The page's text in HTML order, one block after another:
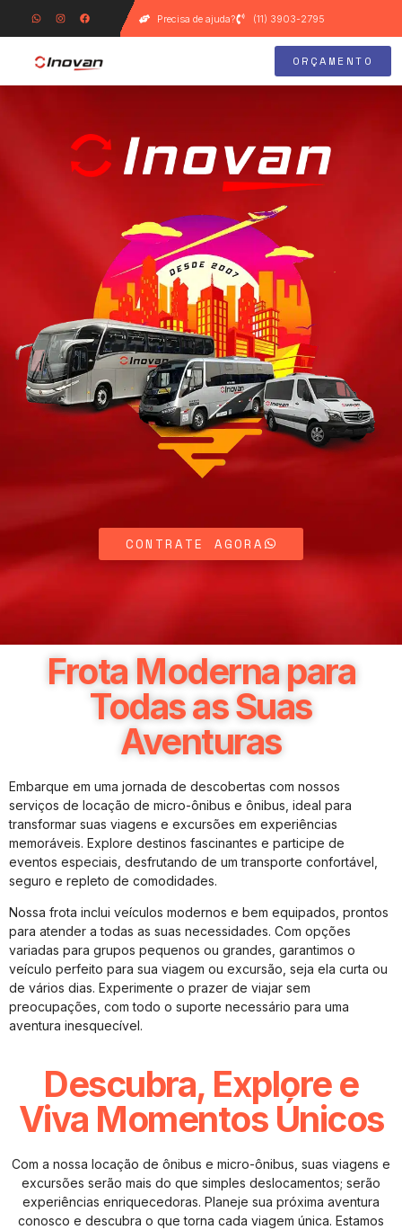
Precisa de ajuda? (11) 3903-2795
ORÇAMENTO
CONTRATE AGORA
Frota Moderna para
Todas as Suas
Aventuras
Embarque em uma jornada de descobertas com nossos
serviços de locação de micro-ônibus e ônibus, ideal para
transformar suas viagens e excursões em experiências
memoráveis. Explore destinos fascinantes e participe de
eventos especiais, desfrutando de um transporte confortável,
seguro e repleto de comodidades.
Nossa frota inclui veículos modernos e bem equipados, prontos
para atender a todas as suas necessidades. Com opções
variadas para grupos pequenos ou grandes, garantimos o
veículo perfeito para sua viagem ou excursão, seja ela curta ou
de vários dias. Experimente o prazer de viajar sem
preocupações, com todo o suporte necessário para uma
aventura inesquecível.
Descubra, Explore e
Viva Momentos Únicos
Com a nossa locação de ônibus e micro-ônibus, suas viagens e
excursões serão mais do que simples deslocamentos; serão
experiências enriquecedoras. Planeje sua próxima aventura
conosco e descubra o que torna cada viagem única. Estamos